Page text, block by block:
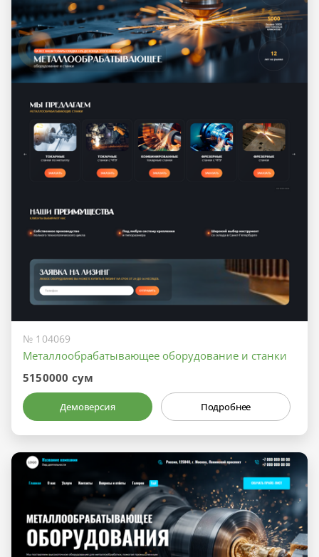
№ 104069
Металлообрабатывающее оборудование и станки
5150000 сум
Демоверсия Подробнее